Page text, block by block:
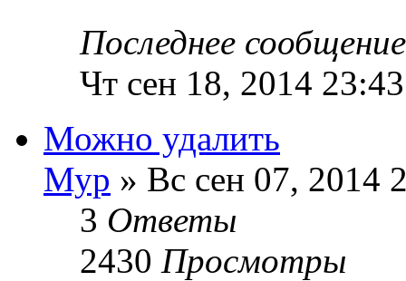
Последнее
Чт сен 18, 2014 23:43
Можно удалить
Мур » Вс сен 07, 2014
3 Ответы
2430 Просмотры